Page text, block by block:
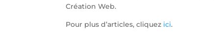
Création Web.
Pour plus d’articles, cliquez ici.